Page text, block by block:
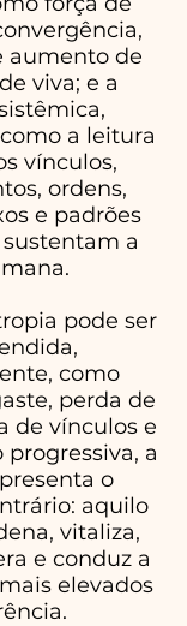
aumento de
viva; e a
a leitura
vínculos,
ordens,
e padrões
a
pode ser
como
perda de
de vínculos e
a
o
aquilo
vitaliza,
e conduz a
elevados